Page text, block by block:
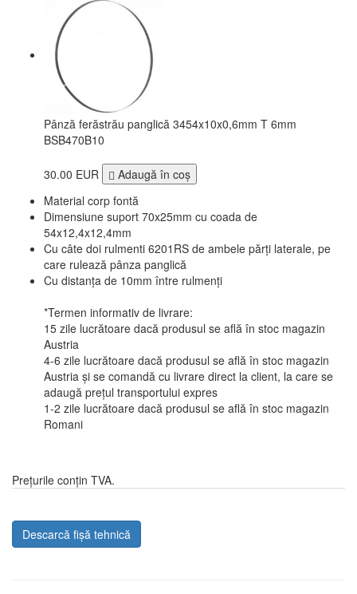
Pânză ferăstrău panglică 3454x10x0,6mm T 6mm
BSB470B10
30.00 EUR
Adaugă în coş
Material corp fontă
Dimensiune suport 70x25mm cu coada de
54x12,4x12,4mm
Cu câte doi rulmenti 6201RS de ambele părți laterale, pe
care rulează pânza panglică
Cu distanța de 10mm între rulmenți
*Termen informativ de livrare:
15 zile lucrătoare dacă produsul se află în stoc magazin
Austria
4-6 zile lucrătoare dacă produsul se află în stoc magazin
Austria și se comandă cu livrare direct la client, la care se
adaugă prețul transportului expres
1-2 zile lucrătoare dacă produsul se află în stoc magazin
Romani
Prețurile conțin TVA.
Descarcă fișă tehnică